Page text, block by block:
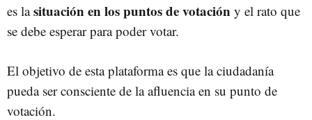
es lasituación en los puntos de votación y el rato que
se debe esperar para poder votar.
El objetivo de esta plataforma es que la ciudadanía
pueda ser consciente de la afluencia en su punto de
votación.